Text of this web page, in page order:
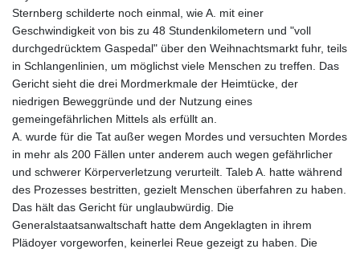
Sternberg schilderte noch einmal, wie A. mit einer
Geschwindigkeit von bis zu 48 Stundenkilometern und "voll
durchgedrücktem Gaspedal" über den Weihnachtsmarkt fuhr, teils
in Schlangenlinien, um möglichst viele Menschen zu treffen. Das
Gericht sieht die drei Mordmerkmale der Heimtücke, der
niedrigen Beweggründe und der Nutzung eines
gemeingefährlichen Mittels als erfüllt an.
A. wurde für die Tat außer wegen Mordes und versuchten Mordes
in mehr als 200 Fällen unter anderem auch wegen gefährlicher
und schwerer Körperverletzung verurteilt. Taleb A. hatte während
des Prozesses bestritten, gezielt Menschen überfahren zu haben.
Das hält das Gericht für unglaubwürdig. Die
Generalstaatsanwaltschaft hatte dem Angeklagten in ihrem
Plädoyer vorgeworfen, keinerlei Reue gezeigt zu haben. Die